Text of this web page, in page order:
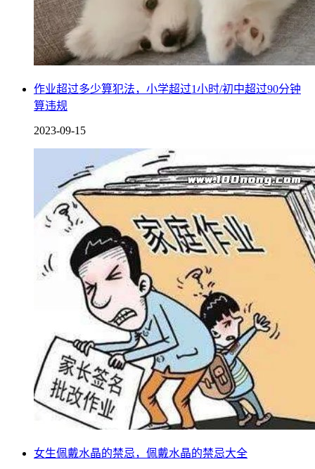
作业超过多少算犯法，小学超过1小时/初中超过90分钟
算违规
2023-09-15
女生佩戴水晶的禁忌，佩戴水晶的禁忌大全